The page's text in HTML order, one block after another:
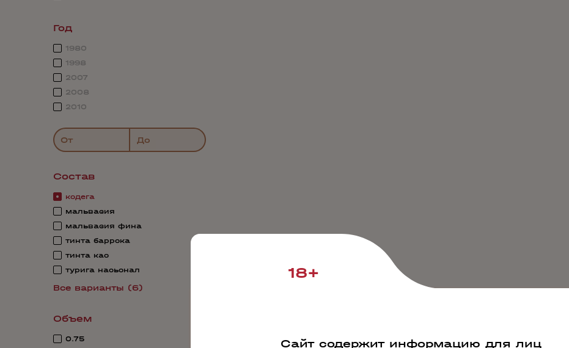
Год
1980
1998
2007
2008
2010
От До
Состав
кодега
мальвазия
мальвазия фина
тинта баррока
тинта као
турига насьонал
Все варианты (6)
Объем
0.75
18+
Сайт содержит информацию для лиц